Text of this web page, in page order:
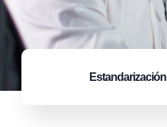
Estandarización